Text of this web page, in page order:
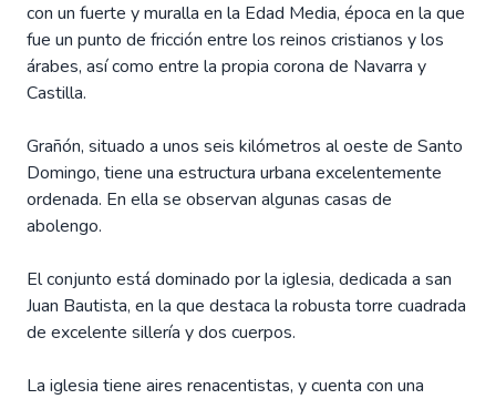
con un fuerte y muralla en la Edad Media, época en la que
fue un punto de fricción entre los reinos cristianos y los
árabes, así como entre la propia corona de Navarra y
Castilla.
Grañón, situado a unos seis kilómetros al oeste de Santo
Domingo, tiene una estructura urbana excelentemente
ordenada. En ella se observan algunas casas de
abolengo.
El conjunto está dominado por la iglesia, dedicada a san
Juan Bautista, en la que destaca la robusta torre cuadrada
de excelente sillería y dos cuerpos.
La iglesia tiene aires renacentistas, y cuenta con una